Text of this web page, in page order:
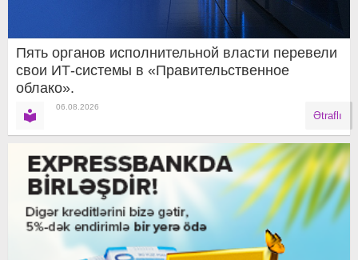
Пять органов исполнительной власти перевели
свои ИТ-системы в «Правительственное
облако».
06.08.2026
Ətraflı